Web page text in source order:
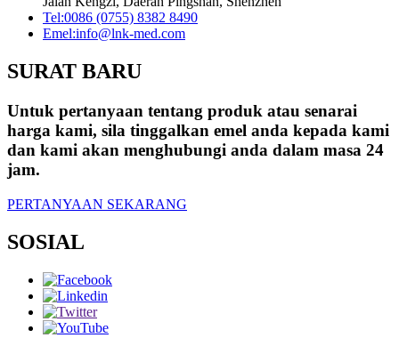
Tel:0086 (0755) 8382 8490
Emel:info@lnk-med.com
SURAT BARU
Untuk pertanyaan tentang produk atau senarai
harga kami, sila tinggalkan emel anda kepada kami
dan kami akan menghubungi anda dalam masa 24
jam.
PERTANYAAN SEKARANG
SOSIAL